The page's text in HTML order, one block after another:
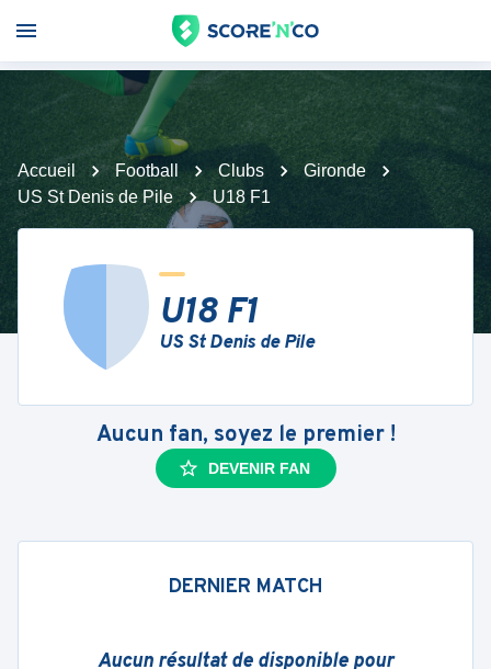
Accueil Football Clubs
Gironde
US St Denis de Pile
U18 F1
U18 F1
US St Denis de Pile
Aucun fan, soyez le premier !
DEVENIR FAN
DERNIER MATCH
Aucun résultat de disponible pour